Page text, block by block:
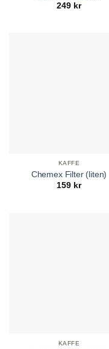
249 kr
KAFFE
Chemex Filter (liten)
159 kr
KAFFE